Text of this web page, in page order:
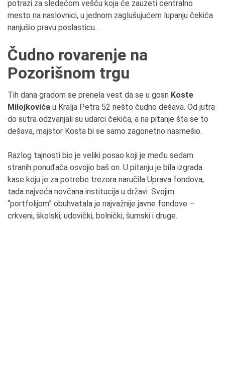
potrazi za sledećom vešću koja će zauzeti centralno
mesto na naslovnici, u jednom zaglušujućem lupanju čekića
nanjušio pravu poslasticu…
Čudno rovarenje na
Pozorišnom trgu
Tih dana gradom se prenela vest da se u gosn Koste
Milojkovića u Kralja Petra 52 nešto čudno dešava. Od jutra
do sutra odzvanjali su udarci čekića, a na pitanje šta se to
dešava, majstor Kosta bi se samo zagonetno nasmešio.
Razlog tajnosti bio je veliki posao koji je među sedam
stranih ponuđača osvojio baš on. U pitanju je bila izgrada
kase koju je za potrebe trezora naručila Uprava fondova,
tada najveća novčana institucija u državi. Svojim
“portfolijom” obuhvatala je najvažnije javne fondove –
crkveni, školski, udovički, bolnički, šumski i druge.